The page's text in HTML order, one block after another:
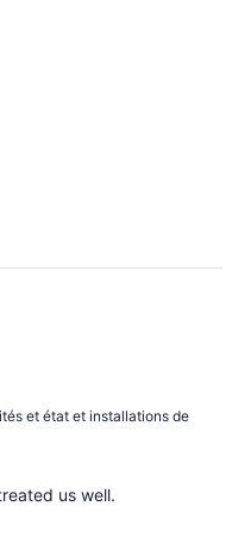
et état et installations de
us well.